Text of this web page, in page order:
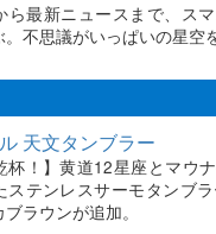
ら最新ニュースまで、ス
。不思議がいっぱいの星空
天文タンブラー
杯！】黄道12星座とマウ
ステンレスサーモタンブ
ラウンが追加。